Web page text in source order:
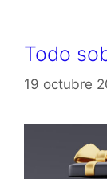
Todo
19 octubre